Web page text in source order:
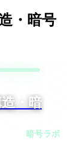
・暗号
・暗
暗号ラボ